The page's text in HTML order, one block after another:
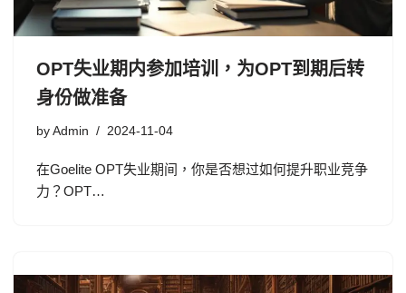
OPT失业期内参加培训，为OPT到期后转
身份做准备
by Admin 2024-11-04
在Goelite OPT失业期间，你是否想过如何提升职业竞争
力？OPT…